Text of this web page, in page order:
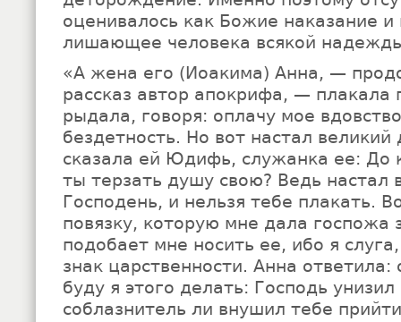
оценивалось как Божие наказание и
лишающее человека всякой
«А жена его (Иоакима) Анна, —
рассказ автор апокрифа, —
рыдала, говоря: оплачу мое
бездетность. Но вот настал великий
сказала ей Юдифь, служанка ее: До
ты терзать душу свою? Ведь настал
Господень, и нельзя тебе плакать.
повязку, которую мне дала госпожа
подобает мне носить ее, ибо я
знак царственности. Анна
буду я этого делать: Господь
соблазнитель ли внушил тебе